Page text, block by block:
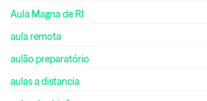
Aula Magna de RI
aula remota
aulão preparatório
aulas a distancia